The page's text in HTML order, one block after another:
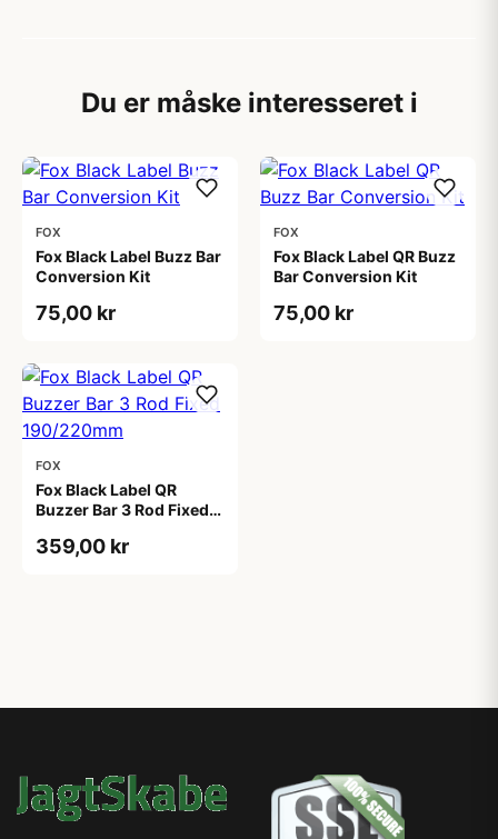
Du er måske interesseret i
FOX
Fox Black Label Buzz Bar
Conversion Kit
75,00 kr
FOX
Fox Black Label QR Buzz
Bar Conversion Kit
75,00 kr
FOX
Fox Black Label QR
Buzzer Bar 3 Rod Fixed
359,00 kr